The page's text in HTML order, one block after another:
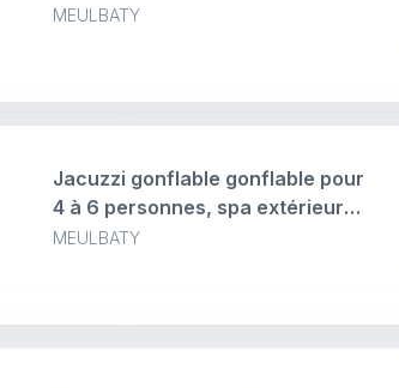
MEULBATY
spa extérieur en PVC étanche
isolée, 195,6 x 195,6 x 63,5 cm
MEULBATY
Jacuzzi gonflable gonflable pour
4 à 6 personnes, spa extérieur
en PVC étanche avec 130 jets